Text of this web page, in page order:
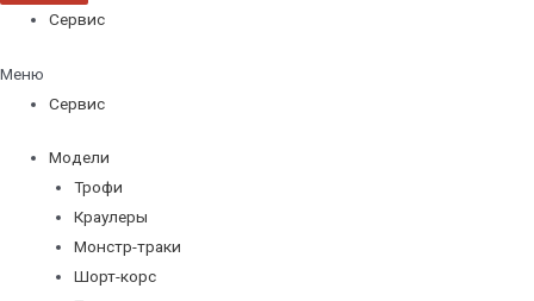
Сервис
Меню
Сервис
Модели
Трофи
Краулеры
Монстр-траки
Шорт-корс